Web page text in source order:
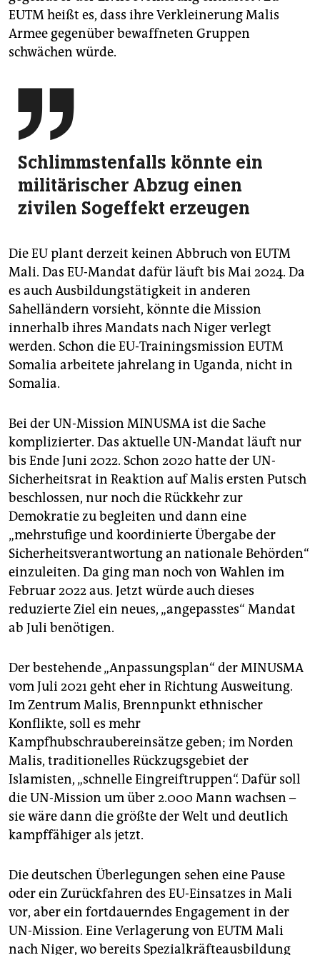
EUTM heißt es, dass ihre Verkleinerung Malis
Armee gegenüber bewaffneten Gruppen
schwächen würde.

Schlimmstenfalls könnte ein
militärischer Abzug einen
zivilen Sogeffekt erzeugen
Die EU plant derzeit keinen Abbruch von EUTM
Mali. Das EU-Mandat dafür läuft bis Mai 2024. Da
es auch Ausbildungstätigkeit in anderen
Sahelländern vorsieht, könnte die Mission
innerhalb ihres Mandats nach Niger verlegt
werden. Schon die EU-Trainingsmission EUTM
Somalia arbeitete jahrelang in Uganda, nicht in
Somalia.
Bei der UN-Mission MINUSMA ist die Sache
komplizierter. Das aktuelle UN-Mandat läuft nur
bis Ende Juni 2022. Schon 2020 hatte der UN-
Sicherheitsrat in Reaktion auf Malis ersten Putsch
beschlossen, nur noch die Rückkehr zur
Demokratie zu begleiten und dann eine
„mehrstufige und koordinierte Übergabe der
Sicherheitsverantwortung an nationale Behörden“
einzuleiten. Da ging man noch von Wahlen im
Februar 2022 aus. Jetzt würde auch dieses
reduzierte Ziel ein neues, „angepasstes“ Mandat
ab Juli benötigen.
Der bestehende „Anpassungsplan“ der MINUSMA
vom Juli 2021 geht eher in Richtung Ausweitung.
Im Zentrum Malis, Brennpunkt ethnischer
Konflikte, soll es mehr
Kampfhubschraubereinsätze geben; im Norden
Malis, traditionelles Rückzugsgebiet der
Islamisten, „schnelle Eingreiftruppen“. Dafür soll
die UN-Mission um über 2.000 Mann wachsen –
sie wäre dann die größte der Welt und deutlich
kampffähiger als jetzt.
Die deutschen Überlegungen sehen eine Pause
oder ein Zurückfahren des EU-Einsatzes in Mali
vor, aber ein fortdauerndes Engagement in der
UN-Mission. Eine Verlagerung von EUTM Mali
nach Niger, wo bereits Spezialkräfteausbildung